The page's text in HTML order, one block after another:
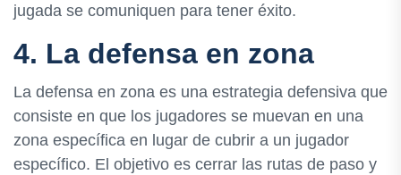
jugada se comuniquen para tener éxito.
4. La defensa en zona
La defensa en zona es una estrategia defensiva que
consiste en que los jugadores se muevan en una
zona específica en lugar de cubrir a un jugador
específico. El objetivo es cerrar las rutas de paso y